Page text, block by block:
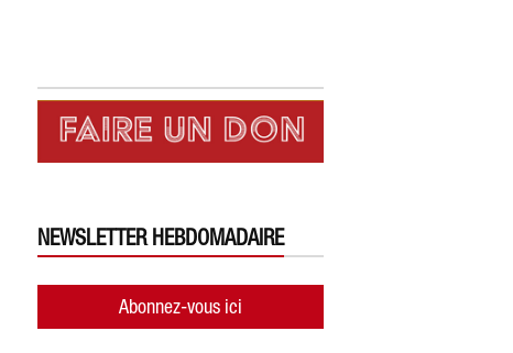
NEWSLETTER HEBDOMADAIRE
Abonnez-vous ici